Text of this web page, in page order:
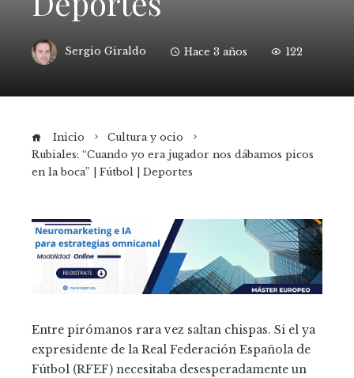
Sergio Giraldo Hace 3 años 122
Inicio
Cultura y ocio
Rubiales: “Cuando yo era jugador nos dábamos picos
en la boca” | Fútbol | Deportes
Entre pirómanos rara vez saltan chispas. Si el ya
expresidente de la Real Federación Española de
Fútbol (RFEF) necesitaba desesperadamente un